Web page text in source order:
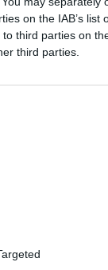
on the IAB’s list
third parties on
third parties.